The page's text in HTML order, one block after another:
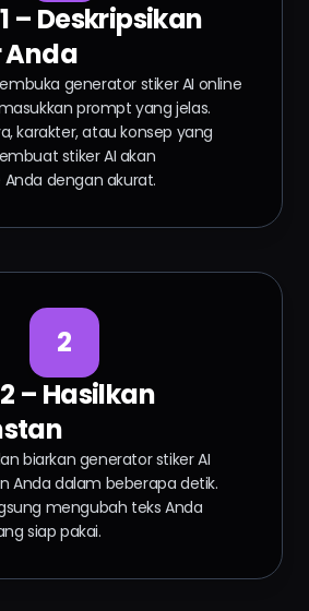
– Deskripsikan
Anda
generator stiker AI online
prompt yang jelas.
karakter, atau konsep yang
stiker AI akan
dengan akurat.
2
– Hasilkan
biarkan generator stiker AI
Anda dalam beberapa detik.
mengubah teks Anda
siap pakai.